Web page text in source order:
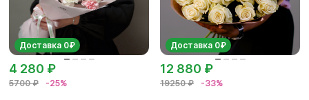
Доставка 0₽
5700 ₽ -25%
4 280 ₽
Доставка 0₽
19250 ₽ -33%
12 880 ₽